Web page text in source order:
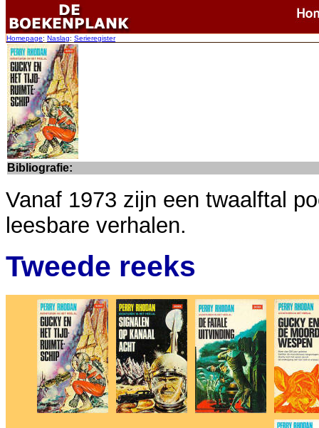
Homepage: Naslag: Serieregister
Bibliografie:
Vanaf 1973 zijn een twaalftal
leesbare verhalen.
Tweede reeks